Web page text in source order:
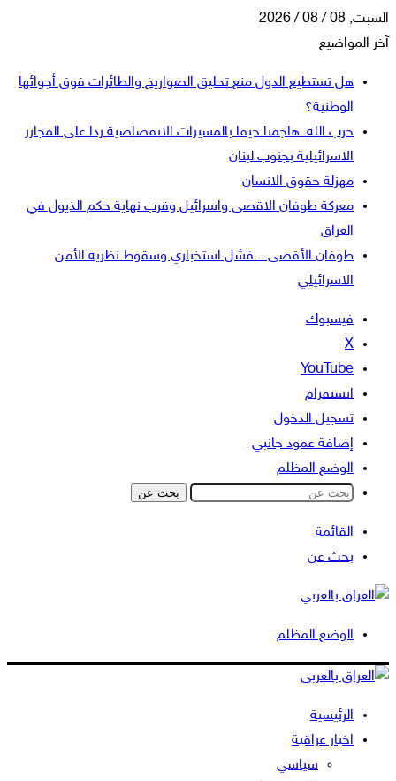
السبت, 08 / 08 / 2026
آخر المواضيع
هل تستطيع الدول منع تحليق الصواريخ والطائرات فوق أجوائها
الوطنية؟
حزب الله: هاجمنا حيفا بالمسيرات الانقضاضية ردا على المجازر
الاسرائيلية بجنوب لبنان
مهزلة حقوق الانسان
معركة طوفان الاقصى واسرائيل وقرب نهاية حكم الذيول في
العراق
طوفان الأقصى .. فشل استخباري وسقوط نظرية الأمن
الاسرائيلي
فيسبوك
‫X
‫YouTube
انستقرام
تسجيل الدخول
إضافة عمود جانبي
الوضع المظلم
بحث عن
القائمة
بحث عن
الوضع المظلم
الرئيسية
اخبار عراقية
سياسي